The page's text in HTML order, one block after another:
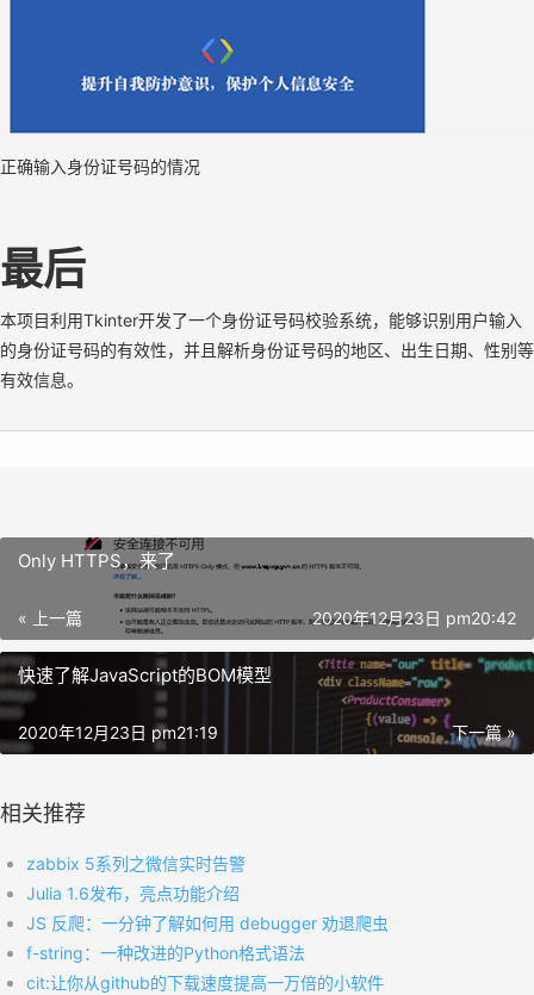
正确输入身份证号码的情况
最后
本项目利用Tkinter开发了一个身份证号码校验系统，能够识别用户输入
的身份证号码的有效性，并且解析身份证号码的地区、出生日期、性别等
有效信息。
Only HTTPS，来了
« 上一篇 2020年12月23日 pm20:42
快速了解JavaScript的BOM模型
下一篇 »
2020年12月23日 pm21:19
相关推荐
zabbix 5系列之微信实时告警
Julia 1.6发布，亮点功能介绍
JS 反爬：一分钟了解如何用 debugger 劝退爬虫
f-string：一种改进的Python格式语法
cit:让你从github的下载速度提高一万倍的小软件